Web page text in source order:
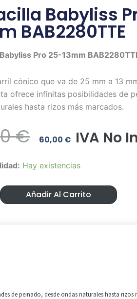
Babyliss
BAB2280TTE
Pro 25-13mm
cónico que va de 25 mm a 13
ofrece infinitas posibilidades de
hasta rizos más marcados.
€ El
Original
Era:
90,00 €.
60,00 €El
Actual
Es:
60,00 €.
IVA No
Hay existencias
Añadir Al Carrito
de peinado, desde ondas naturales hasta rizos